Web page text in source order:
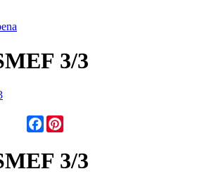
3/3
Facebook
3/3